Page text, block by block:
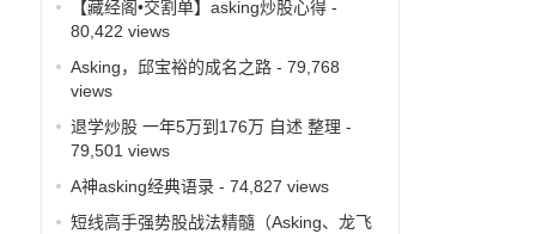
【藏经阁•交割单】asking炒股心得-
80,422 views
Asking，邱宝裕的成名之路- 79,768
views
退学炒股 一年5万到176万 自述 整理 -
79,501 views
A神asking经典语录- 74,827 views
短线高手强势股战法精髓（Asking、龙飞